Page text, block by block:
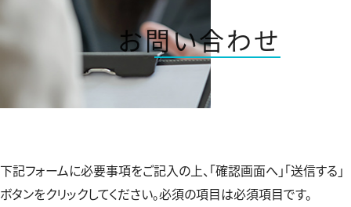
お問い合わせ
お問い合わせ
下記フォームに必要事項をご記入の上、「確認画面へ」「送信する」
ボタンをクリックしてください。必須の項目は必須項目です。